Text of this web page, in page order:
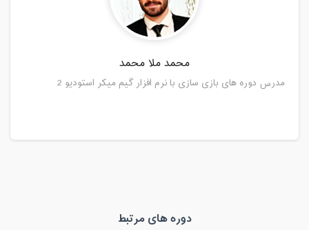
محمد ملا محمد
مدرس دوره های بازی سازی با نرم افزار گیم میکر استودیو 2
دوره های مرتبط